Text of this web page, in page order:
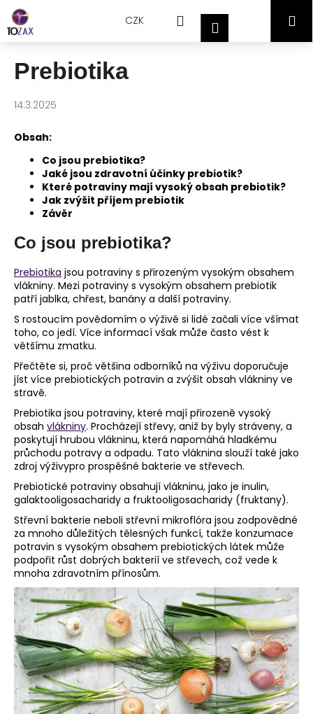
Přejít
obsah
CZK HledatPřihlášeníNákupní
Prebiotika
14.3.2025
Obsah:
Co jsou prebiotika?
Jaké jsou zdravotní účinky prebiotik?
Které potraviny mají vysoký obsah prebiotik?
Jak zvýšit příjem prebiotik
Závěr
Co jsou prebiotika?
Prebiotika jsou potraviny s přirozeným vysokým obsahem
vlákniny. Mezi potraviny s vysokým obsahem prebiotik
patří jablka, chřest, banány a další potraviny.
S rostoucím povědomím o výživě si lidé začali více všímat
toho, co jedí. Více informací však může často vést k
většímu zmatku.
Přečtěte si, proč většina odborníků na výživu doporučuje
jíst více prebiotických potravin a zvýšit obsah vlákniny ve
stravě.
Prebiotika jsou potraviny, které mají přirozeně vysoký
obsah vlákniny. Procházejí střevy, aniž by byly stráveny, a
poskytují hrubou vlákninu, která napomáhá hladkému
průchodu potravy a odpadu. Tato vláknina slouží také jako
zdroj výživypro prospěšné bakterie ve střevech.
Prebiotické potraviny obsahují vlákninu, jako je inulin,
galaktooligosacharidy a fruktooligosacharidy (fruktany).
Střevní bakterie neboli střevní mikroflóra jsou zodpovědné
za mnoho důležitých tělesných funkcí, takže konzumace
potravin s vysokým obsahem prebiotických látek může
podpořit růst dobrých bakterií ve střevech, což vede k
mnoha zdravotním přínosům.
o
C
p
o
j
t
e
n
a
j
í
t
D
o
p
o
r
u
č
u
j
e
m
e